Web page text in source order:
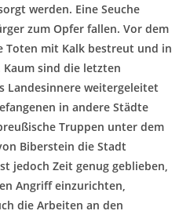
werden. Eine Seuche
zum Opfer fallen. Vor dem
Toten mit Kalk bestreut und in
sind die letzten
Landesinnere weitergeleitet
in andere Städte
Truppen unter dem
n Biberstein die Stadt
jedoch Zeit genug geblieben,
Angriff einzurichten,
die Arbeiten an den